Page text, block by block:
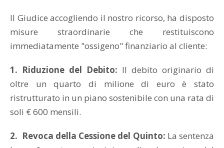
Il Giudice accogliendo il nostro ricorso, ha disposto
misure straordinarie che restituiscono
immediatamente "ossigeno" finanziario al cliente:
1. Riduzione del Debito: Il debito originario di
oltre un quarto di milione di euro è stato
ristrutturato in un piano sostenibile con una rata di
soli € 600 mensili.
2. Revoca della Cessione del Quinto: La sentenza